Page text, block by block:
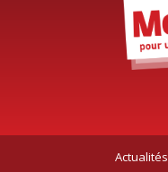
Actualités